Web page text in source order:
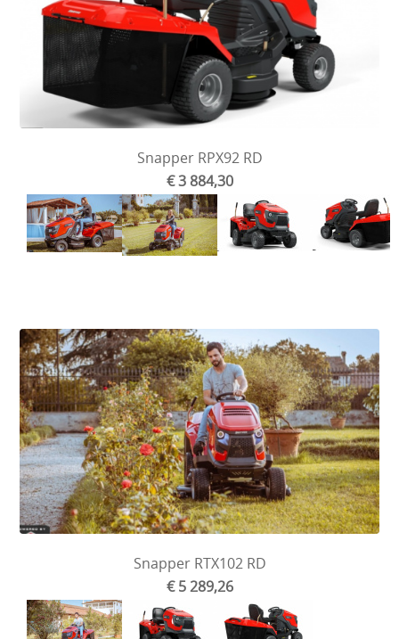
Snapper RPX92 RD
€ 3 884,30
Snapper RTX102 RD
€ 5 289,26